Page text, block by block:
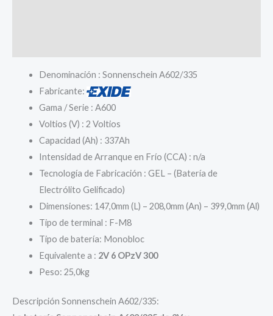
Denominación : Sonnenschein A602/335
Fabricante:
Gama / Serie : A600
Voltios (V) : 2 Voltios
Capacidad (Ah) : 337Ah
Intensidad de Arranque en Frío (CCA) : n/a
Tecnología de Fabricación : GEL – (Batería de
Electrólito Gelificado)
Dimensiones: 147,0mm (L) – 208,0mm (An) – 399,0mm (Al)
Tipo de terminal : F-M8
Tipo de batería: Monobloc
Equivalente a : 2V 6 OPzV 300
Peso: 25,0kg
Descripción Sonnenschein A602/335: